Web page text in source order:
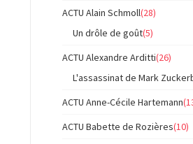
ACTU Alain Schmoll(28)
Un drôle de goût(5)
ACTU Alexandre Arditti(26)
L'assassinat de Mark
ACTU Anne-Cécile Hartemann
ACTU Babette de Rozières(10)